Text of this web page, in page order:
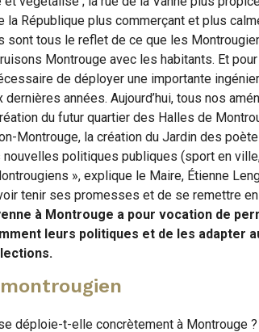
République plus commerçant et plus
sont tous le reflet de ce que les
Montrouge avec les habitants. Et
de déployer une importante
années. Aujourd’hui, tous nos
du futur quartier des Halles de
Montrouge, la création du Jardin des
politiques publiques (sport en
», explique le Maire, Étienne
tenir ses promesses et de se remettre
à Montrouge a pour vocation de
leurs politiques et de les adapter
déploie-t-elle concrètement à Montrouge ?